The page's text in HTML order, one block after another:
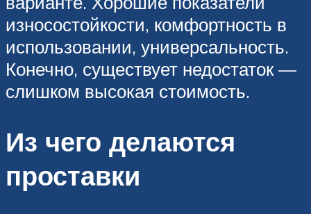
износостойкости, комфортность в
использовании, универсальность.
Конечно, существует недостаток —
слишком высокая стоимость.
Из чего делаются
проставки